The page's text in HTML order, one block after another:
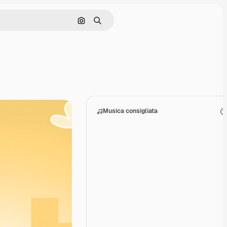
Cerca per immagine
Ricerca
Musica consigliata